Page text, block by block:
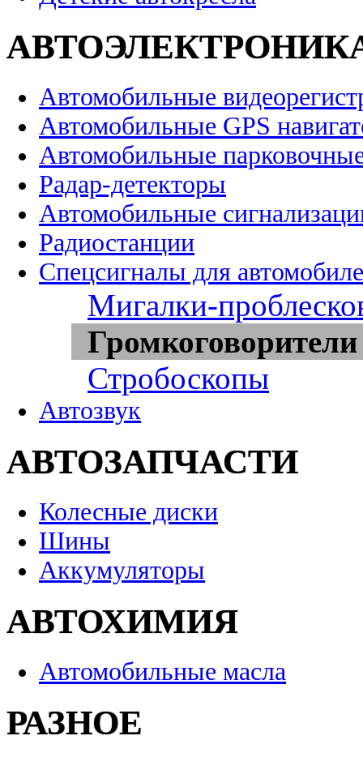
Автомобильные
Автомобильные GPS
Автомобильные
Радар-детекторы
Автомобильные
Радиостанции
Спецсигналы для
Мигалки-
Стробоскопы
Автозвук
АВТОЗАПЧАСТИ
Колесные диски
Шины
Аккумуляторы
АВТОХИМИЯ
Автомобильные масла
РАЗНОЕ